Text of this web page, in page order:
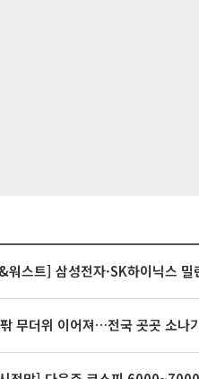
워스트] 삼성전자·SK하이닉스
무더위 이어져…전국 곳곳 소나